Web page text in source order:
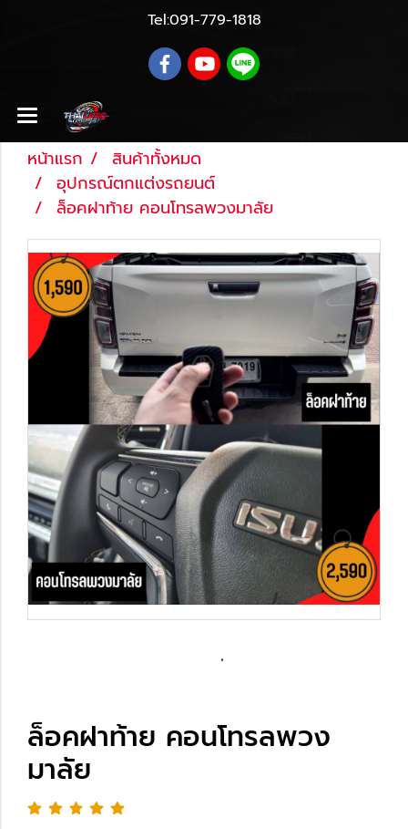
Tel:091-779-1818
หน้าแรก
สินค้าทั้งหมด
อุปกรณ์ตกแต่งรถยนต์
ล็อคฝาท้าย คอนโทรลพวงมาลัย
ล็อคฝาท้าย คอนโทรลพวง
มาลัย